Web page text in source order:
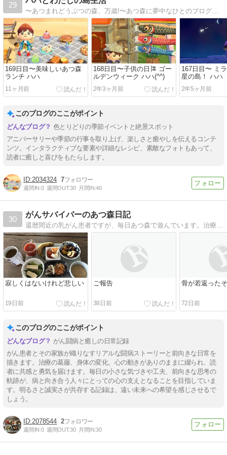
29
〜あつまれどうぶつの森、万歳!〜あつ森に夢中なひとのブログです！
169日目〜美味しいあつ森
ランチ ハハ
11ヶ月前
168日目〜子供の日🎏 ゴー
ルデンウィーク ハハ(^^)
2年3ヶ月前
167日目〜 ミ
星の島！ ハハ
2年5ヶ月前
このブログのここがポイント
色とりどりの季節イベントと絶景スポット
アニバーサリーや季節の行事を取り上げ、楽しさと癒やしを伝えるコンテ
ンツ。インタラクティブな要素や詳細なレシピ、素敵なフォトもあって、
読者に癒しと喜びをもたらします。
2034324 7
週間IN:0 週間OUT:30 月間IN:40
30
がんサバイバーのあつ森日記
還暦間近の乳がん患者ですが、毎日あつ森で遊んでいます。治療のこと、島暮らしのこと、日常のことを書いていきます。
寂しくはないけれど悲しい
19日前
ご報告
38日前
骨が若返った
72日前
このブログのここがポイント
がん闘病と癒しの日常記録
がん患者とその家族が織りなすリアルな闘病ストーリーと前向きな日常を
描きます。治療の葛藤、身体の変化、心の動きがありのままに綴られ、読
者に共感と勇気を届けます。毎日の小さな気づきや工夫、前向きな思考の
軌跡が、病と向き合う人々にとっての心の支えとなることを目指していま
す。明るさと誠実さが共存する記録は、遠い未来への希望を感じさせるで
しょう。
2078544 2
週間IN:0 週間OUT:30 月間IN:30